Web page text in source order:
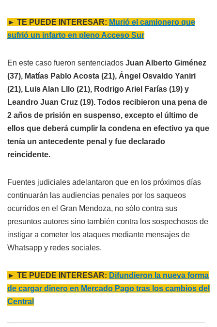
► TE PUEDE INTERESAR: Murió el camionero que
sufrió un infarto en pleno Acceso Sur
En este caso fueron sentenciados Juan Alberto Giménez
(37), Matías Pablo Acosta (21), Ángel Osvaldo Yaniri
(21), Luis Alan Lllo (21), Rodrigo Ariel Farías (19) y
Leandro Juan Cruz (19). Todos recibieron una pena de
2 años de prisión en suspenso, excepto el último de
ellos que deberá cumplir la condena en efectivo ya que
tenía un antecedente penal y fue declarado
reincidente.
Fuentes judiciales adelantaron que en los próximos días
continuarán las audiencias penales por los saqueos
ocurridos en el Gran Mendoza, no sólo contra sus
presuntos autores sino también contra los sospechosos de
instigar a cometer los ataques mediante mensajes de
Whatsapp y redes sociales.
► TE PUEDE INTERESAR: Difundieron la nueva forma
de cargar dinero en Mercado Pago tras los cambios del
Central